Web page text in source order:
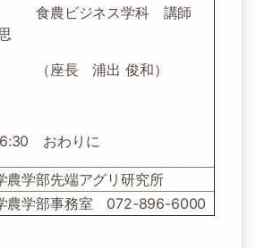
ビジネス学科 講師
長 浦出 俊和）
おわりに
農学部先端アグリ研究所
農学部事務室 072-896-6000